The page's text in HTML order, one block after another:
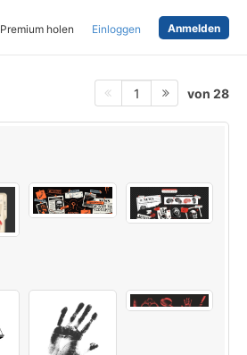
Premium holen Einloggen Anmelden
1 von 28